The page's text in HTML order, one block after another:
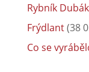
Rybník
Frýdlant(38
Co se